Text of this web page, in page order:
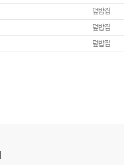
덮밥집
덮밥집
덮밥집